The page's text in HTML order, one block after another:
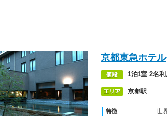
京都東急ホテル
1泊1室 2名
京都駅
特徴
世